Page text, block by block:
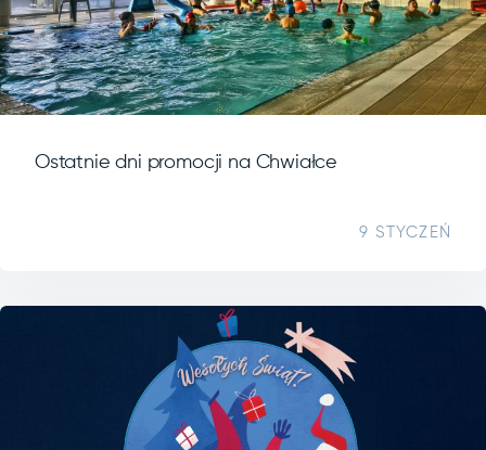
Ostatnie dni promocji na Chwiałce
9 STYCZEŃ